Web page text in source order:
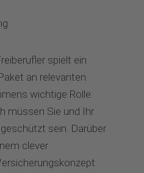
spielt ein
an relevanten
wichtige Rolle:
müssen Sie und Ihr
sein. Darüber
clever